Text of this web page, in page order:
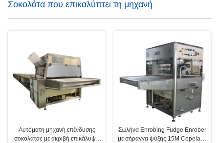
Σοκολάτα που επικαλύπτει τη μηχανή
Αυτόματη μηχανή επένδυσης
σοκολάτας με ακριβή επικάλυψη
Σωλήνα Enrobing Fudge Enrober
με σήραγγα ψύξης 15M Copeland